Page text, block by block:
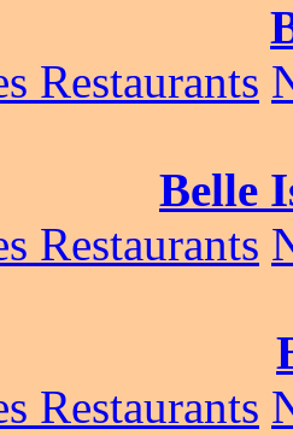
Restaurants
Belle
Restaurants
Restaurants